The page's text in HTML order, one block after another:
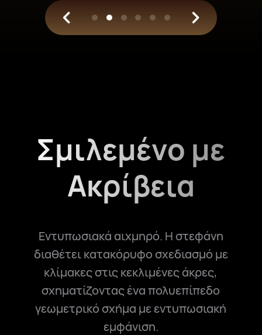
Σμιλεμένο με
Ακρίβεια
Εντυπωσιακά αιχμηρό. Η στεφάνη
διαθέτει κατακόρυφο σχεδιασμό με
κλίμακες στις κεκλιμένες άκρες,
σχηματίζοντας ένα πολυεπίπεδο
γεωμετρικό σχήμα με εντυπωσιακή
εμφάνιση.